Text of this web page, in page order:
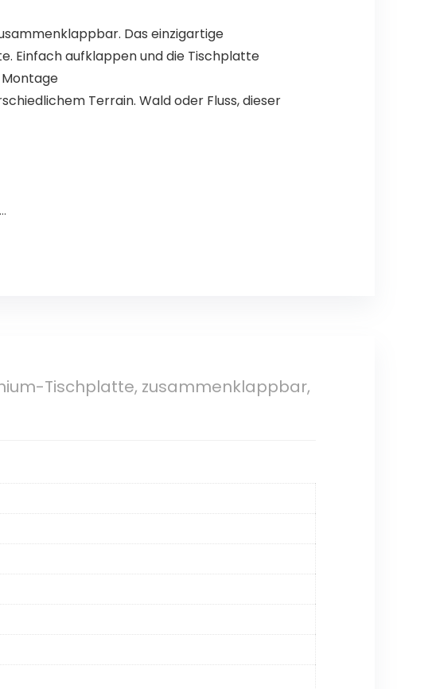
Das einzigartige
Einfach aufklappen und die Tischplatte
Terrain. Wald oder Fluss, dieser
Tischplatte, zusammenklappbar,